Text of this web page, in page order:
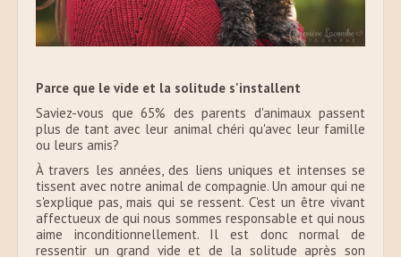
Parce que le vide et la solitude s'installent
Saviez-vous que 65% des parents d'animaux passent
plus de tant avec leur animal chéri qu'avec leur famille
ou leurs amis?
À travers les années, des liens uniques et intenses se
tissent avec notre animal de compagnie. Un amour qui ne
s'explique pas, mais qui se ressent. C'est un être vivant
affectueux de qui nous sommes responsable et qui nous
aime inconditionnellement. Il est donc normal de
ressentir un grand vide et de la solitude après son